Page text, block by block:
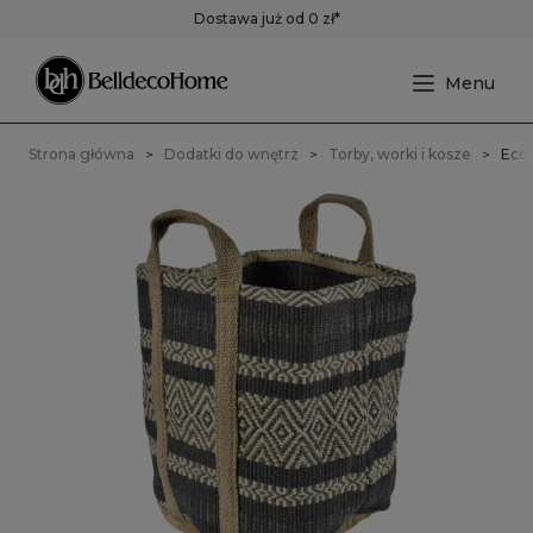
Dostawa już od 0 zł*
Strona główna Dodatki do wnętrz Torby, worki i kosze